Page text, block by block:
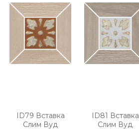
ID79 Вставка
Слим Вуд
ID81 Вставка
Слим Вуд